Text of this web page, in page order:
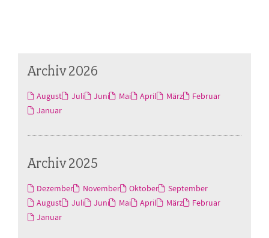
Archiv 2026
August Juli Juni Mai April März
Februar
Januar
Archiv 2025
Dezember November Oktober
September
August
Juli Juni Mai April März
Februar
Januar